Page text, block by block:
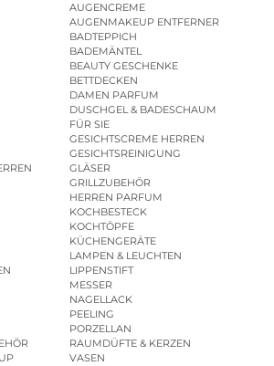
AUGENCREME
AUGENMAKEUP ENTFERNER
BADTEPPICH
BADEMÄNTEL
BEAUTY GESCHENKE
BETTDECKEN
DAMEN PARFUM
DUSCHGEL & BADESCHAUM
FÜR SIE
GESICHTSCREME HERREN
GESICHTSREINIGUNG
GLÄSER
GRILLZUBEHÖR
HERREN PARFUM
KOCHBESTECK
KOCHTÖPFE
KÜCHENGERÄTE
LAMPEN & LEUCHTEN
LIPPENSTIFT
MESSER
NAGELLACK
PEELING
PORZELLAN
RAUMDÜFTE & KERZEN
VASEN